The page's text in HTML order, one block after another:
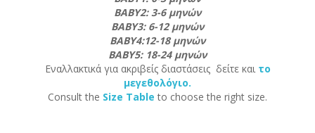
ΒΑΒΥ2: 3-6 μηνών
ΒΑΒΥ3: 6-12 μηνών
ΒΑΒΥ4:12-18 μηνών
ΒΑΒΥ5: 18-24 μηνών
Εναλλακτικά για ακριβείς διαστάσεις δείτε και το
μεγεθολόγιο.
Consult the Size Table to choose the right size.